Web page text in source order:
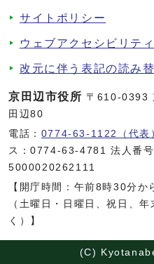
サイトポリシー
ウェブアクセシビリティ
改元に伴う表記の読み
京田辺市役所 〒610-0393
田辺80
電話： 0774-63-1122（代表
ス：0774-63-4781 法人番号
5000020262111
【開庁時間：午前8時30分か
（土曜日・日曜日、祝日、年
く）】
(C)